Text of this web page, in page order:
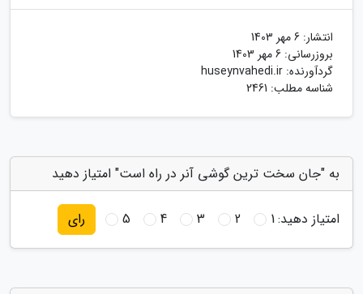
انتشار: 6 مهر 1403
بروزرسانی: 6 مهر 1403
گردآورنده: huseynvahedi.ir
شناسه مطلب: 2461
به "جان سخت ترین گوشی آنر در راه است" امتیاز دهید
امتیاز دهید:1
2
3
4
5 رای